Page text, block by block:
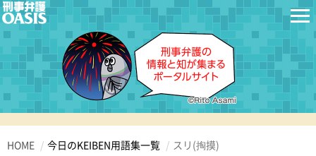
HOME 今日のKEIBEN用語集一覧 スリ(掏摸)